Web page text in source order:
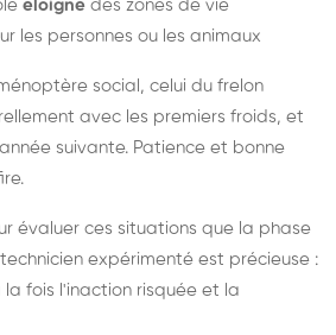
éloigné des zones de vie
les personnes ou les animaux
social, celui du frelon
avec les premiers froids, et
suivante. Patience et bonne
évaluer ces situations que la phase
expérimenté est précieuse :
fois l'inaction risquée et la